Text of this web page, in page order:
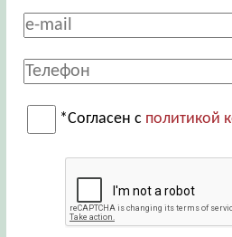
*Согласен с политикой